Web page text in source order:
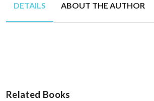
DETAILS ABOUT THE AUTHOR
Related Books